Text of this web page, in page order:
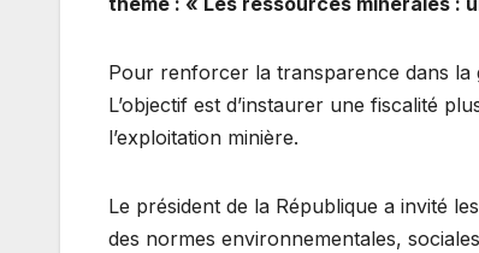
Pour renforcer la transparence dans la
L’objectif est d’instaurer une fiscalité
l’exploitation minière.
Le président de la République a invité
des normes environnementales,